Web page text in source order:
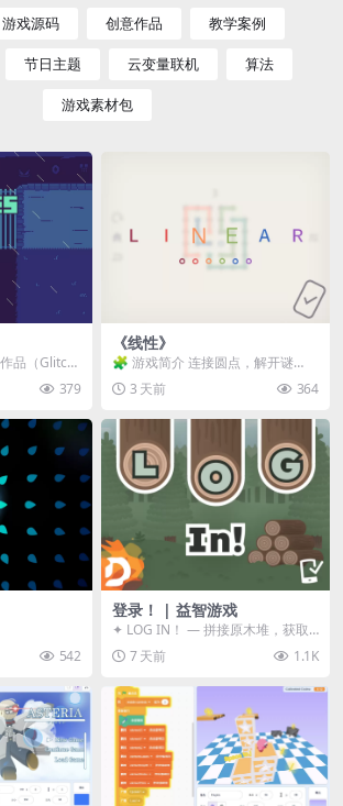
游戏源码 创意作品 教学案例
节日主题 云变量联机 算法
游戏素材包
品（Glitch
景 怪物四...
379
《线性》
🧩 游戏简介 连接圆点，解开谜
题。 ⚠️ 重要提示 所有关卡均可通
关，请确保使用...
3 天前 364
542
登录！ | 益智游戏
✦ LOG IN！ — 拼接原木堆，获取
分数！ ᑕ☲◎ ᑕ☲◎ ᑕ☲◎ ᑕ☲◎ ...
7 天前 1.1K